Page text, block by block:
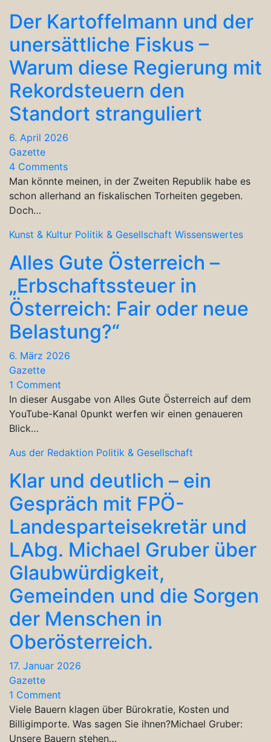
Der Kartoffelmann und der
unersättliche Fiskus –
Warum diese Regierung mit
Rekordsteuern den
Standort stranguliert
6. April 2026
Gazette
4 Comments
Man könnte meinen, in der Zweiten Republik habe es
schon allerhand an fiskalischen Torheiten gegeben.
Doch…
Kunst & Kultur Politik & Gesellschaft Wissenswertes
Alles Gute Österreich –
„Erbschaftssteuer in
Österreich: Fair oder neue
Belastung?“
6. März 2026
Gazette
1 Comment
In dieser Ausgabe von Alles Gute Österreich auf dem
YouTube-Kanal 0punkt werfen wir einen genaueren
Blick…
Aus der Redaktion Politik & Gesellschaft
Klar und deutlich – ein
Gespräch mit FPÖ-
Landesparteisekretär und
LAbg. Michael Gruber über
Glaubwürdigkeit,
Gemeinden und die Sorgen
der Menschen in
Oberösterreich.
17. Januar 2026
Gazette
1 Comment
Viele Bauern klagen über Bürokratie, Kosten und
Billigimporte. Was sagen Sie ihnen?Michael Gruber:
Unsere Bauern stehen…